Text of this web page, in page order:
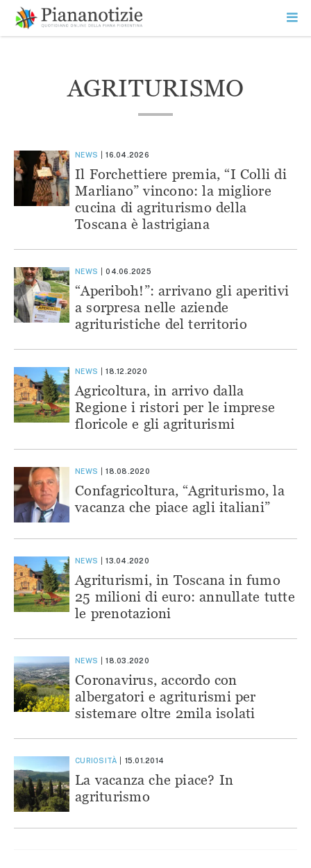
contenuto
SEARCH
AGRITURISMO
NEWS 16.04.2026
Il Forchettiere premia, “I Colli di
Marliano” vincono: la migliore
cucina di agriturismo della
Toscana è lastrigiana
NEWS 04.06.2025
“Aperiboh!”: arrivano gli aperitivi
a sorpresa nelle aziende
agrituristiche del territorio
NEWS 18.12.2020
Agricoltura, in arrivo dalla
Regione i ristori per le imprese
floricole e gli agriturismi
NEWS 18.08.2020
Confagricoltura, “Agriturismo, la
vacanza che piace agli italiani”
NEWS 13.04.2020
Agriturismi, in Toscana in fumo
25 milioni di euro: annullate tutte
le prenotazioni
NEWS 18.03.2020
Coronavirus, accordo con
albergatori e agriturismi per
sistemare oltre 2mila isolati
CURIOSITÀ 15.01.2014
La vacanza che piace? In
agriturismo